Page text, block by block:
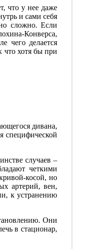
что у нее даже
и сами себя
сложно. Если
Конверса,
чего делается
что хотя бы при
дивана,
специфической
случаев –
четкими
косой, но
артерий, вен,
к устранению
Они
в стационар,